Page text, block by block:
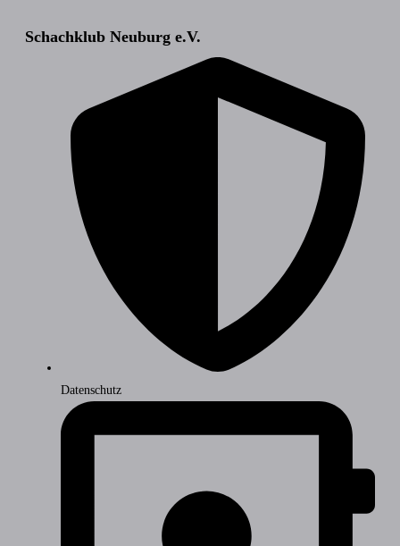
Schachklub Neuburg e.V.
Datenschutz